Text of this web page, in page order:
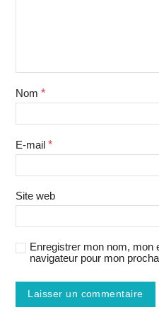
Nom *
E-mail *
Site web
Enregistrer mon nom, mon
navigateur pour mon